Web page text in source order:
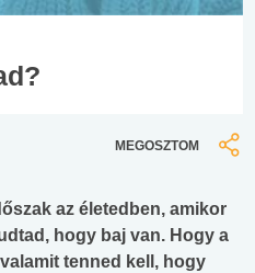
MEGOSZTOM
az életedben, amikor
hogy baj van. Hogy a
tenned kell, hogy